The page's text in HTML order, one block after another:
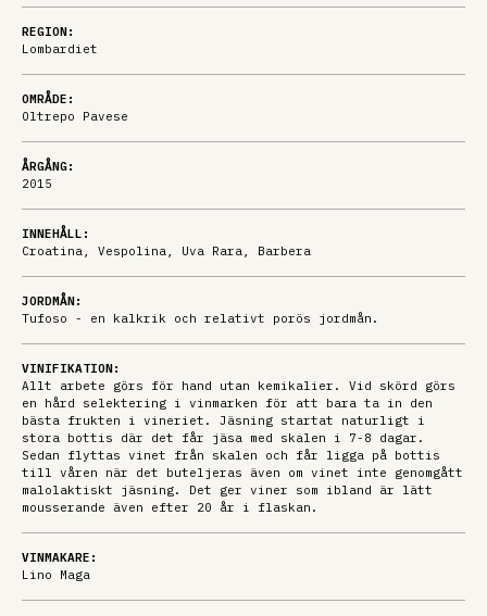
REGION:
Lombardiet
OMRÅDE:
Oltrepo Pavese
ÅRGÅNG:
2015
INNEHÅLL:
Croatina, Vespolina, Uva Rara, Barbera
JORDMÅN:
Tufoso - en kalkrik och relativt porös jordmån.
VINIFIKATION:
Allt arbete görs för hand utan kemikalier. Vid skörd görs
en hård selektering i vinmarken för att bara ta in den
bästa frukten i vineriet. Jäsning startat naturligt i
stora bottis där det får jäsa med skalen i 7-8 dagar.
Sedan flyttas vinet från skalen och får ligga på bottis
till våren när det buteljeras även om vinet inte genomgått
malolaktiskt jäsning. Det ger viner som ibland är lätt
mousserande även efter 20 år i flaskan.
VINMAKARE:
Lino Maga